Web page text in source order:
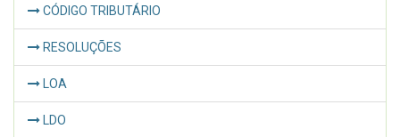
CÓDIGO TRIBUTÁRIO
RESOLUÇÕES
LOA
LDO